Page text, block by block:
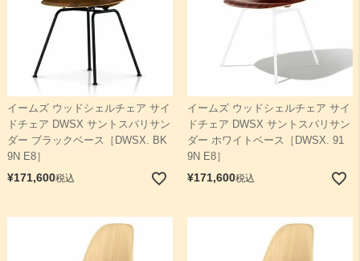
イームズ ウッドシェルチェア サイ
ドチェア DWSX サントスパリサン
ダー ブラックベース［DWSX. BK
9N E8］
¥171,600税込
イームズ ウッドシェルチェア サイ
ドチェア DWSX サントスパリサン
ダー ホワイトベース［DWSX. 91
9N E8］
¥171,600税込